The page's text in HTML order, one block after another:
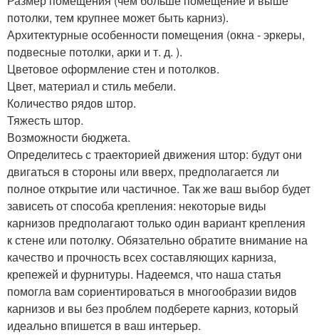
потолки, тем крупнее может быть карниз).
Архитектурные особенности помещения (окна - эркеры,
подвесные потолки, арки и т. д. ).
Цветовое оформление стен и потолков.
Цвет, материал и стиль мебели.
Количество рядов штор.
Тяжесть штор.
Возможности бюджета.
Определитесь с траекторией движения штор: будут они
двигаться в стороны или вверх, предполагается ли
полное открытие или частичное. Так же ваш выбор будет
зависеть от способа крепления: некоторые виды
карнизов предполагают только один вариант крепления
к стене или потолку. Обязательно обратите внимание на
качество и прочность всех составляющих карниза,
крепежей и фурнитуры. Надеемся, что наша статья
помогла вам сориентироваться в многообразии видов
карнизов и вы без проблем подберете карниз, который
идеально впишется в ваш интерьер.